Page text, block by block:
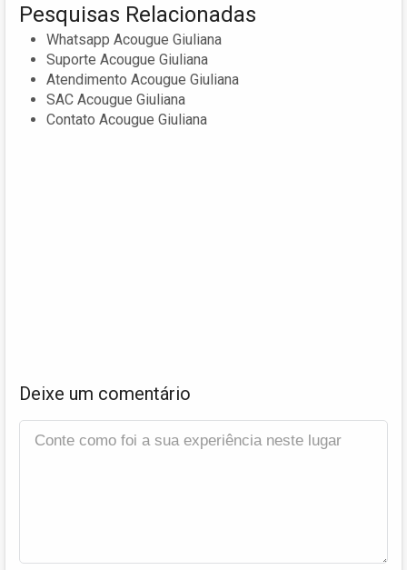
Pesquisas Relacionadas
Whatsapp Acougue Giuliana
Suporte Acougue Giuliana
Atendimento Acougue Giuliana
SAC Acougue Giuliana
Contato Acougue Giuliana
Deixe um comentário